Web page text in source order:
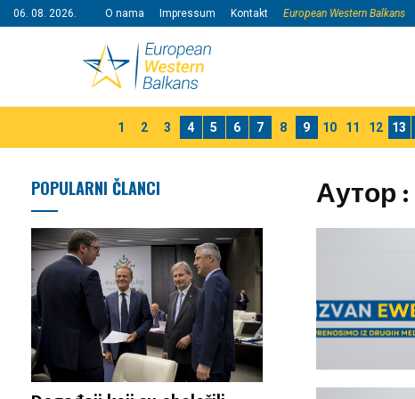
06. 08. 2026. O nama Impressum Kontakt European Western Balkans
1 2 3 4 5 6 7 8 9 10 11 12 13
Аутор :
POPULARNI ČLANCI